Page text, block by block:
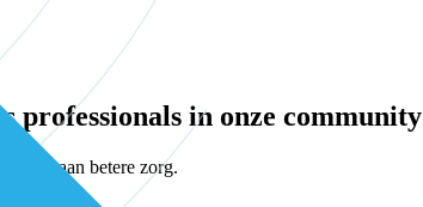
professionals in onze community
aan betere zorg.